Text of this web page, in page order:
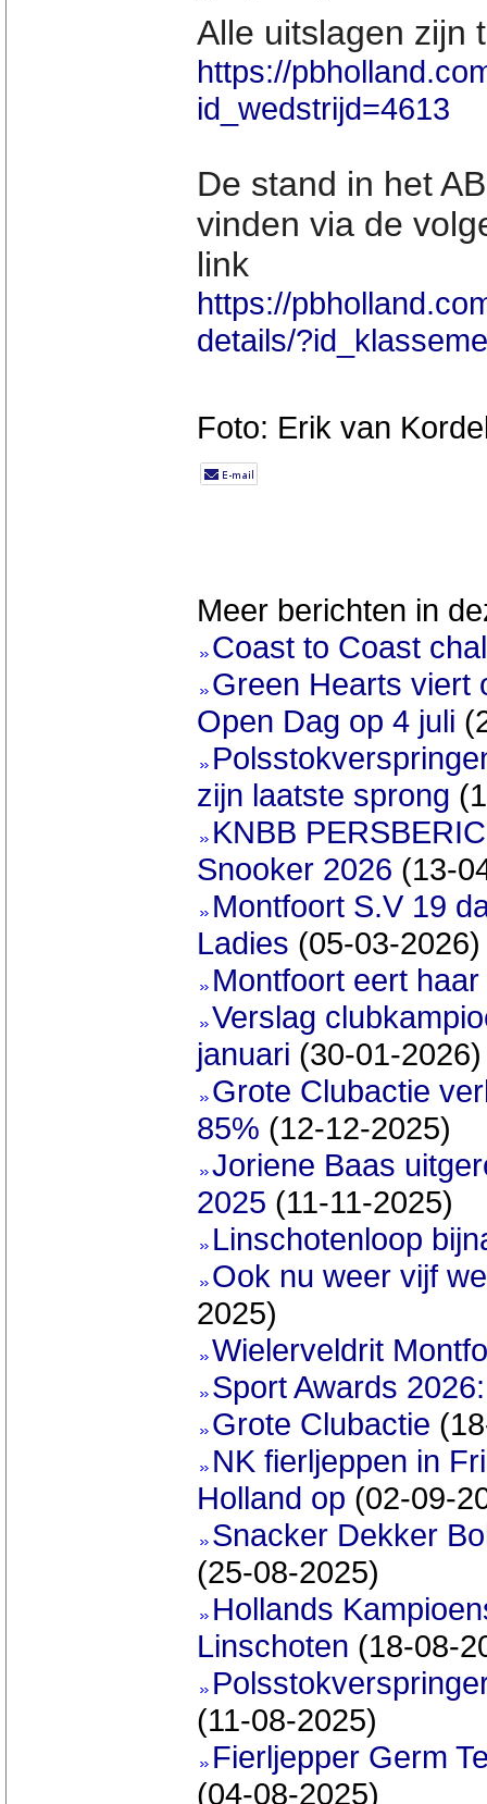
Alle uitslagen zijn
https://
id_wedstrijd=4613
De stand in het
vinden via de
link
https://
details/
Foto: Erik van
Meer berichten in
Coast to Coast
Green Hearts viert
Open Dag op 4 juli
zijn laatste sprong
KNBB
Snooker 2026 (13-
Montfoort S.V 19
Ladies (05-03-2026)
Montfoort eert
Verslag
januari (30-01-2026)
Grote Clubactie
85% (12-12-2025)
Joriene Baas
2025 (11-11-2025)
Linschotenloop
Ook nu weer vijf
2025)
Wielerveldrit
Sport Awards
Grote Clubactie
NK fierljeppen in
Holland op (02-09-
Snacker Dekker
(25-08-2025)
Hollands
Linschoten (18-08-
(11-08-2025)
Fierljepper Germ
(04-08-2025)